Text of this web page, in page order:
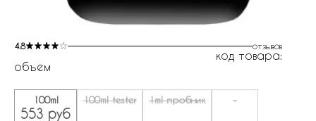
4.8 отзывов
код товара:
объем
100ml
553 руб
100ml tester 1ml пробник -